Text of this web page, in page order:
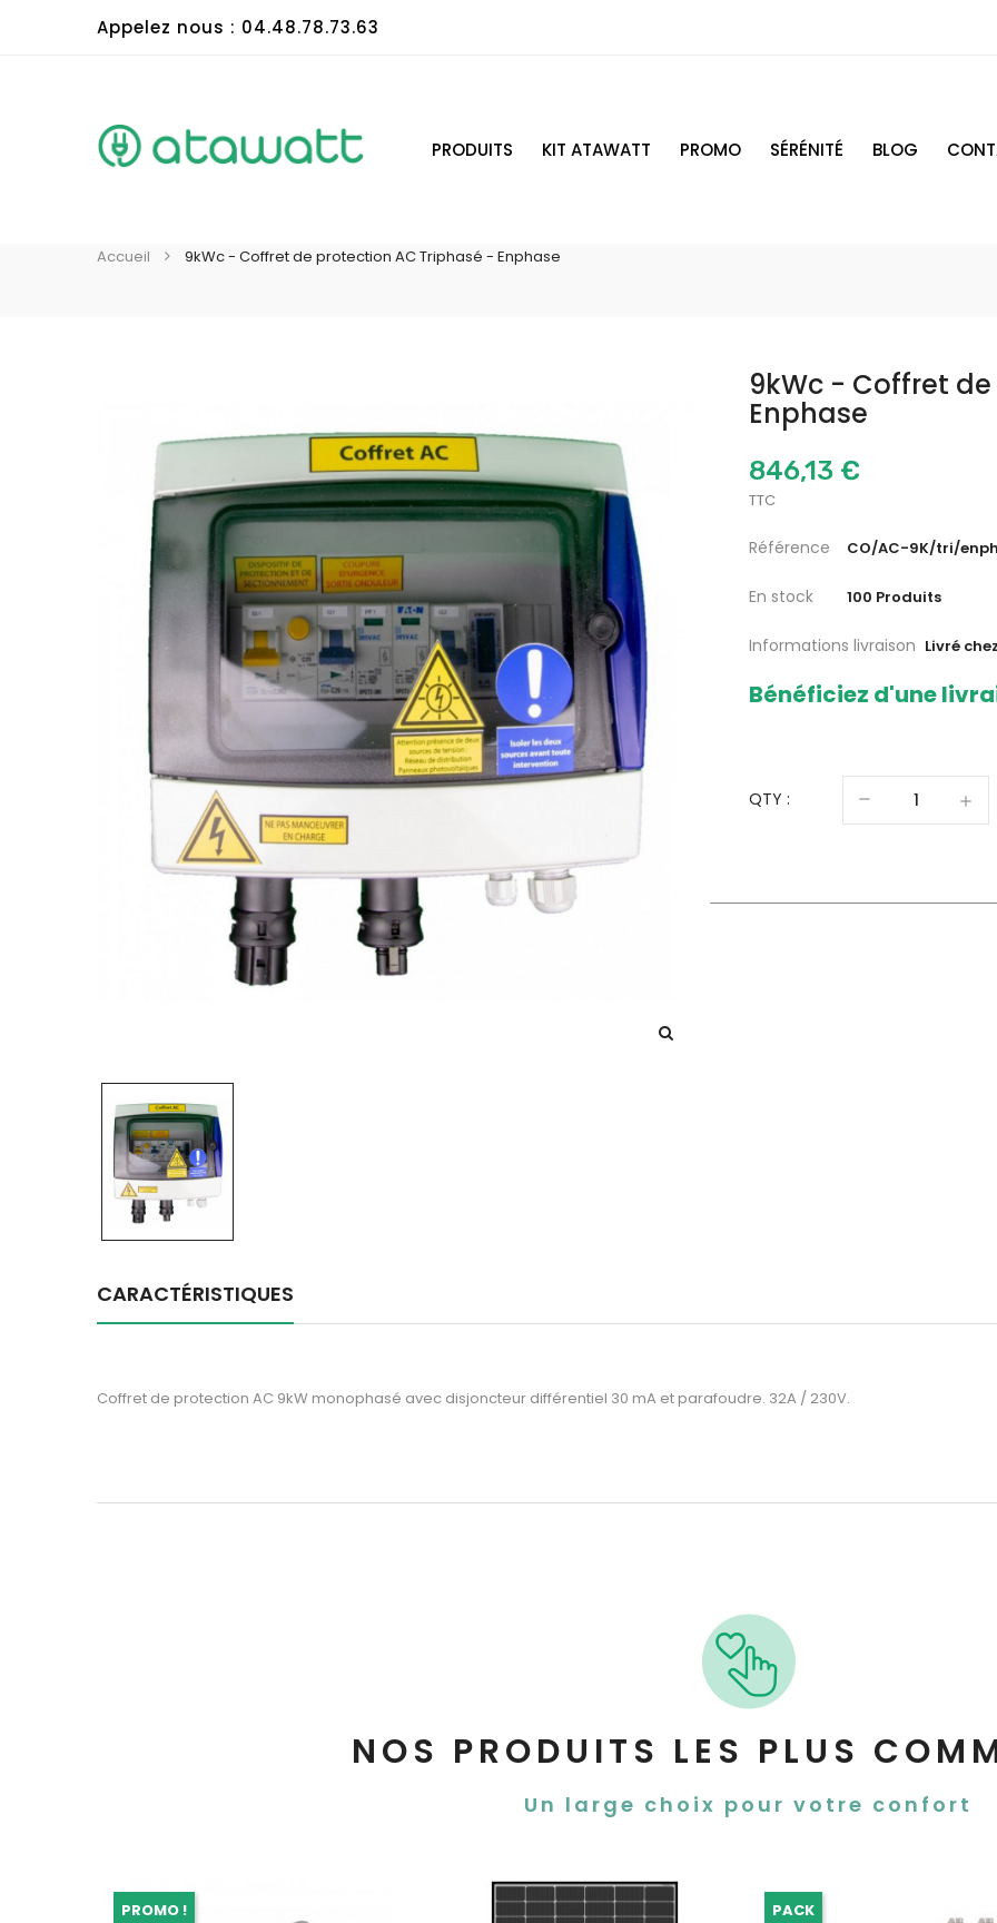
Appelez nous : 04.48.78.73.63
PRODUITS KIT ATAWATT PROMO SÉRÉNITÉ BLOG
Accueil 9kWc - Coffret de protection AC Triphasé - Enphase
9kWc - Coffret
Enphase
846,13 €
TTC
Référence CO/AC-9K/tri/enph
En stock 100 Produits
Informations livraison Livré
Bénéficiez d'une
QTY :
CARACTÉRISTIQUES
Coffret de protection AC 9kW monophasé avec disjoncteur différentiel 30 mA et parafoudre. 32A / 230V.
NOS PRODUITS LES PLUS
Un large choix pour votre confort
PROMO ! PACK